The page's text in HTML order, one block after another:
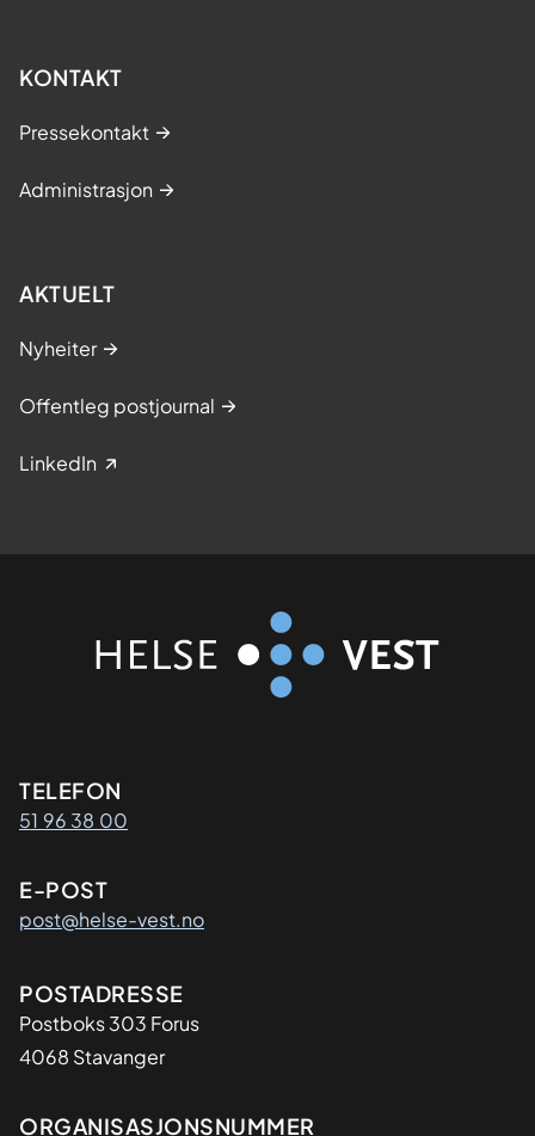
KONTAKT
Pressekontakt
Administrasjon
AKTUELT
Nyheiter
Offentleg postjournal
LinkedIn
Kontaktinformasjon
TELEFON
51 96 38 00
E-POST
post@helse-vest.no
Adresse
POSTADRESSE
Postboks 303 Forus
4068 Stavanger
ORGANISASJONSNUMMER